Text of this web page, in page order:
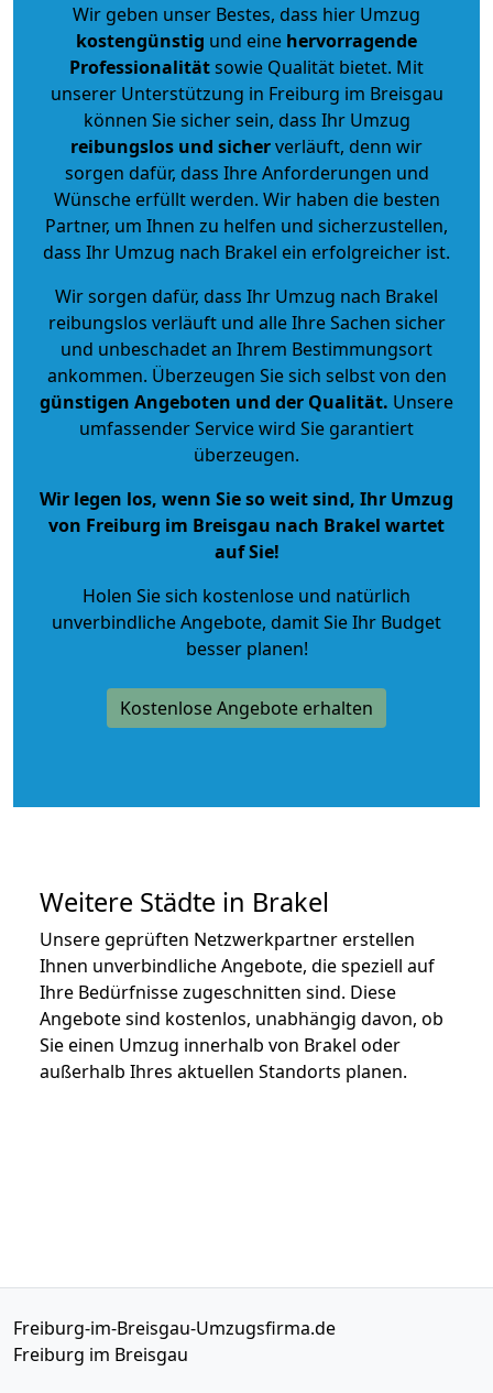
Wir geben unser Bestes, dass hier Umzug
kostengünstig und eine hervorragende
Professionalitätsowie Qualität bietet. Mit
unserer Unterstützung in Freiburg im Breisgau
können Sie sicher sein, dass Ihr Umzug
reibungslos und sicherverläuft, denn wir
sorgen dafür, dass Ihre Anforderungen und
Wünsche erfüllt werden. Wir haben die besten
Partner, um Ihnen zu helfen und sicherzustellen,
dass Ihr Umzug nach Brakel ein erfolgreicher ist.
Wir sorgen dafür, dass Ihr Umzug nach Brakel
reibungslos verläuft und alle Ihre Sachen sicher
und unbeschadet an Ihrem Bestimmungsort
ankommen. Überzeugen Sie sich selbst von den
günstigen Angeboten und der Qualität. Unsere
umfassender Service wird Sie garantiert
überzeugen.
Wir legen los, wenn Sie so weit sind, Ihr Umzug
von Freiburg im Breisgau nach Brakel wartet
auf Sie!
Holen Sie sich kostenlose und natürlich
unverbindliche Angebote, damit Sie Ihr Budget
besser planen!
Kostenlose Angebote erhalten
Weitere Städte in Brakel
Unsere geprüften Netzwerkpartner erstellen
Ihnen unverbindliche Angebote, die speziell auf
Ihre Bedürfnisse zugeschnitten sind. Diese
Angebote sind kostenlos, unabhängig davon, ob
Sie einen Umzug innerhalb von Brakel oder
außerhalb Ihres aktuellen Standorts planen.
Freiburg-im-Breisgau-Umzugsfirma.de
Freiburg im Breisgau